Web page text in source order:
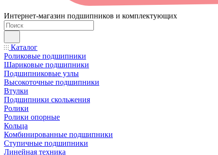
Интернет-магазин подшипников и комплектующих
Каталог
Роликовые подшипники
Шариковые подшипники
Подшипниковые узлы
Высокоточные подшипники
Втулки
Подшипники скольжения
Ролики
Ролики опорные
Кольца
Комбинированные подшипники
Ступичные подшипники
Линейная техника